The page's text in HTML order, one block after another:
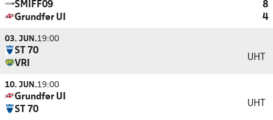
SMIFF09
8
Grundfør UI
4
03. JUN.19:00
ST 70
VRI
UHT
10. JUN.19:00
Grundfør UI
ST 70
UHT